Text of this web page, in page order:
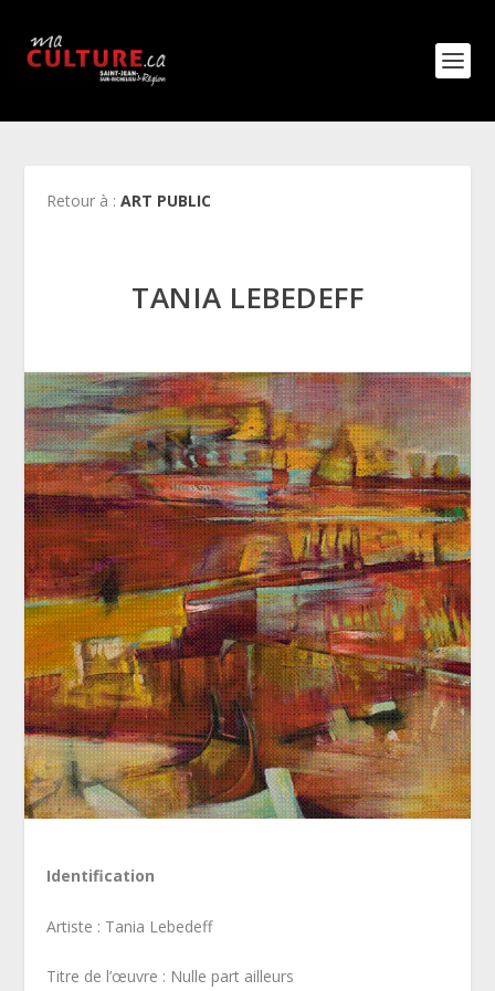
Retour à :ART PUBLIC
TANIA LEBEDEFF
Identification
Artiste : Tania Lebedeff
Titre de l’œuvre : Nulle part ailleurs